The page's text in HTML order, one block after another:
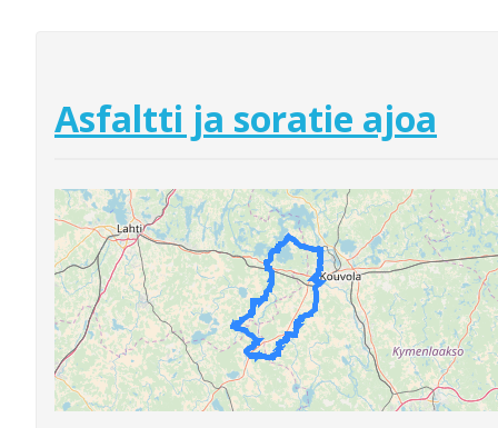
Asfaltti ja soratie ajoa